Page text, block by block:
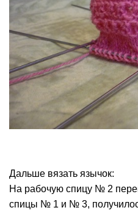
Дальше вязать язычок:
На рабочую спицу № 2
спицы № 1 и № 3,